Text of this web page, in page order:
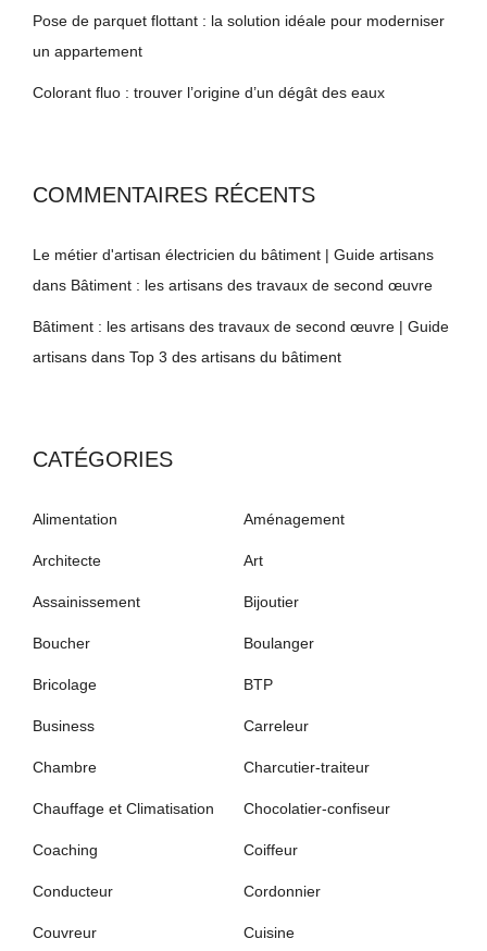
Pose de parquet flottant : la solution idéale pour moderniser
un appartement
Colorant fluo : trouver l’origine d’un dégât des eaux
COMMENTAIRES RÉCENTS
Le métier d'artisan électricien du bâtiment | Guide artisans
dans Bâtiment : les artisans des travaux de second œuvre
Bâtiment : les artisans des travaux de second œuvre | Guide
artisans dans Top 3 des artisans du bâtiment
CATÉGORIES
Alimentation Aménagement
Architecte Art
Assainissement Bijoutier
Boucher Boulanger
Bricolage BTP
Business Carreleur
Chambre Charcutier-traiteur
Chauffage et Climatisation Chocolatier-confiseur
Coaching Coiffeur
Conducteur Cordonnier
Couvreur Cuisine